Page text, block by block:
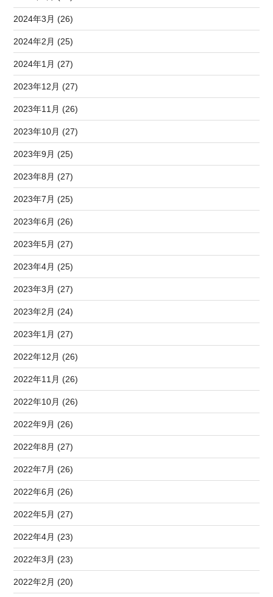
2024年3月 (26)
2024年2月 (25)
2024年1月 (27)
2023年12月 (27)
2023年11月 (26)
2023年10月 (27)
2023年9月 (25)
2023年8月 (27)
2023年7月 (25)
2023年6月 (26)
2023年5月 (27)
2023年4月 (25)
2023年3月 (27)
2023年2月 (24)
2023年1月 (27)
2022年12月 (26)
2022年11月 (26)
2022年10月 (26)
2022年9月 (26)
2022年8月 (27)
2022年7月 (26)
2022年6月 (26)
2022年5月 (27)
2022年4月 (23)
2022年3月 (23)
2022年2月 (20)